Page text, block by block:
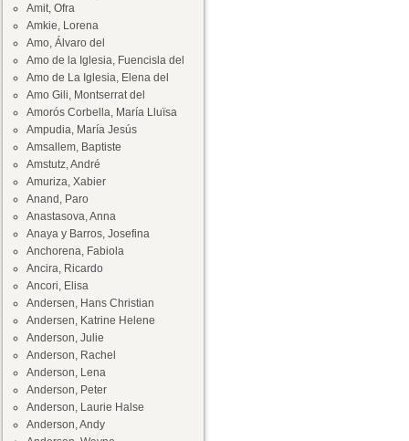
Amit, Ofra
Amkie, Lorena
Amo, Álvaro del
Amo de la Iglesia, Fuencisla del
Amo de La Iglesia, Elena del
Amo Gili, Montserrat del
Amorós Corbella, María Lluïsa
Ampudia, María Jesús
Amsallem, Baptiste
Amstutz, André
Amuriza, Xabier
Anand, Paro
Anastasova, Anna
Anaya y Barros, Josefina
Anchorena, Fabiola
Ancira, Ricardo
Ancori, Elisa
Andersen, Hans Christian
Andersen, Katrine Helene
Anderson, Julie
Anderson, Rachel
Anderson, Lena
Anderson, Peter
Anderson, Laurie Halse
Anderson, Andy